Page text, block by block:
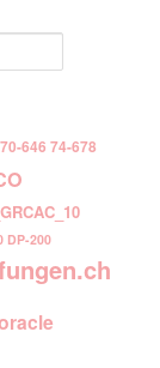
70-646 74-678
DP-200